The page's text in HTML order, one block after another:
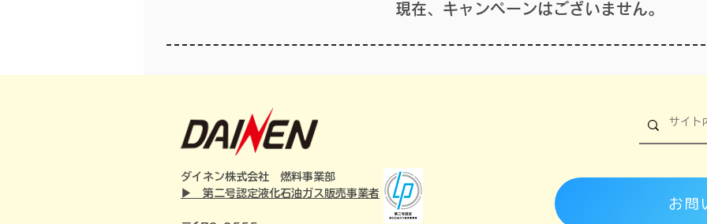
現在、キャンペーンはございません。
​ダイネン株式会社 燃料事業部
▶ 第二号認定液化石油ガス販売事業者
お問